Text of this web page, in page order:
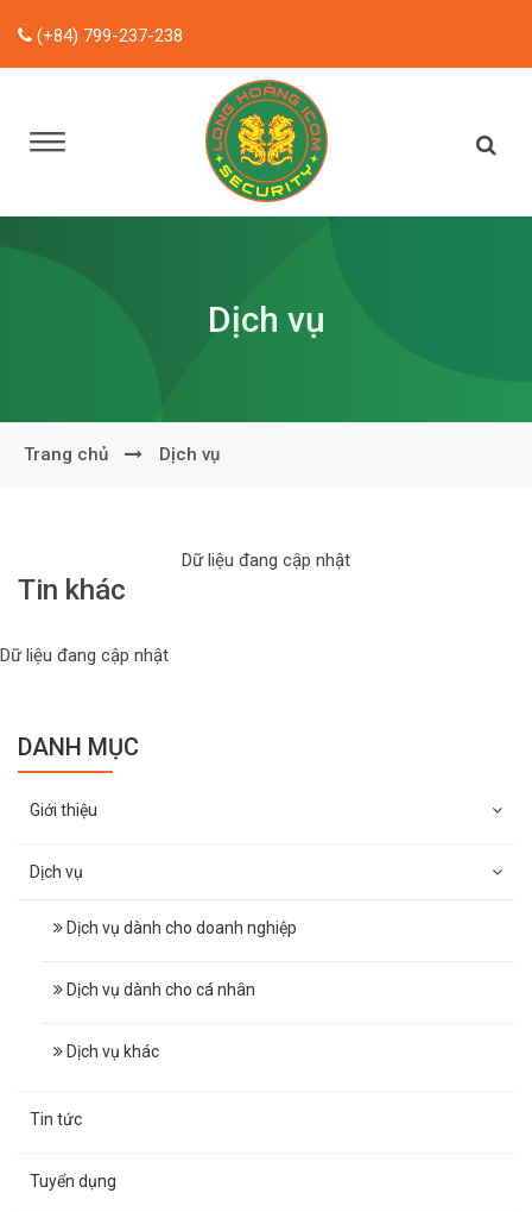
(+84) 799-237-238
Dịch vụ
Trang chủ Dịch vụ
Dữ liệu đang cập nhật
Tin khác
Dữ liệu đang cập nhật
DANH MỤC
Giới thiệu
Dịch vụ
Dịch vụ dành cho doanh nghiệp
Dịch vụ dành cho cá nhân
Dịch vụ khác
Tin tức
Tuyển dụng